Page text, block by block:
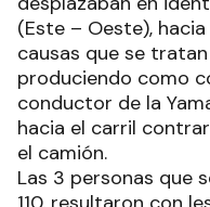
(Este – Oeste),
causas que se
produciendo como
conductor de la
hacia el carril
el camión.
Las 3 personas que